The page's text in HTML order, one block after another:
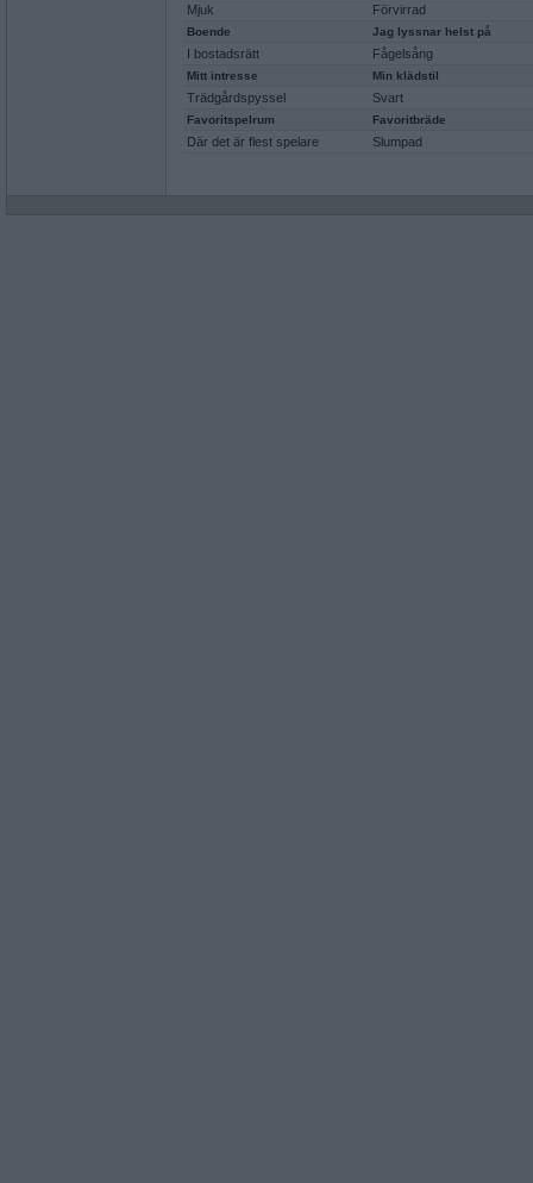
Mjuk Förvirrad
Boende Jag lyssnar helst på
I bostadsrätt Fågelsång
Mitt intresse Min klädstil
Trädgårdspyssel Svart
Favoritspelrum Favoritbräde
Där det är flest spelare Slumpad